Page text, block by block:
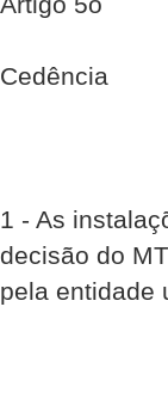
Cedência
1 - As
decisão do
pela entidade